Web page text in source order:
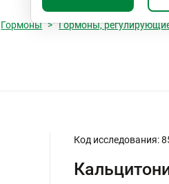
Гормоны Гормоны,
Код исследования: